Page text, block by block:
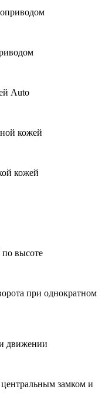
Auto
кожей
кожей
по высоте
при однократном
движении
замком и